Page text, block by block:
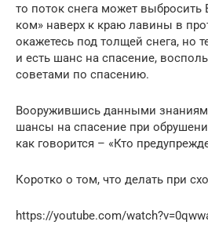
то поток снега может выбросить
ком» наверх к краю лавины в
окажетесь под толщей снега, но
и есть шанс на спасение,
советами по спасению.
Вооружившись данными
шансы на спасение при
как говорится – «Кто
Коротко о том, что делать при
https://youtube.com/